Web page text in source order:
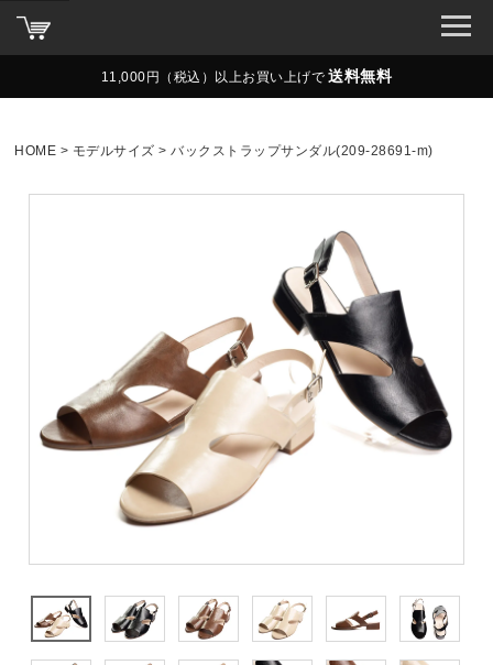
11,000円（税込）以上お買い上げで 送料無料
HOME モデルサイズ バックストラップサンダル(209-28691-m)